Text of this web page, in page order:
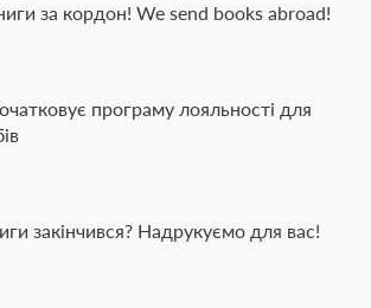
за кордон! We send books abroad!
програму лояльності для
закінчився? Надрукуємо для вас!